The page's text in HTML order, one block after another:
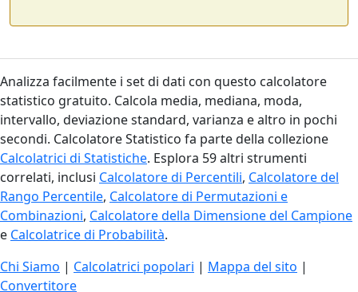
Analizza facilmente i set di dati con questo calcolatore
statistico gratuito. Calcola media, mediana, moda,
intervallo, deviazione standard, varianza e altro in pochi
secondi. Calcolatore Statistico fa parte della collezione
Calcolatrici di Statistiche. Esplora 59 altri strumenti
correlati, inclusi Calcolatore di Percentili, Calcolatore del
Rango Percentile, Calcolatore di Permutazioni e
Combinazioni, Calcolatore della Dimensione del Campione
e Calcolatrice di Probabilità.
Chi Siamo | Calcolatrici popolari | Mappa del sito |
Convertitore